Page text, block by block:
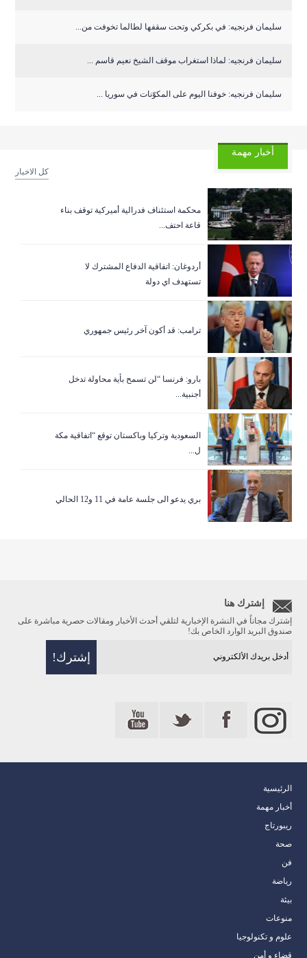
سليمان فرنجيه: في بكركي وتحت سقفها لطالما تخوفت من...
سليمان فرنجيه: لماذا استغراب موقف الشيخ نعيم قاسم ...
سليمان فرنجيه: خوفنا اليوم على المكوّنات في سوريا ...
أخبار مهمة
كل الاخبار
‏محكمة استئناف فدرالية أميركية توقف بناء
قاعة احتف...
أردوغان: اتفاقية الدفاع المشترك لا
تستهدف اي دولة
ترامب: قد أكون آخر رئيس جمهوري
بارو: فرنسا “لن تسمح بأية محاولة تدخل
أجنبية...
السعودية وتركيا وباكستان توقع “اتفاقية مكة
ل...
بري يدعو الى جلسة عامة في 11 و12 الحالي
إشترك هنا
إشترك مجاناً في النشرة الإخبارية لتلقي أحدث الأخبار ومقالات حصرية مباشرة على
صندوق البريد الوارد الخاص بك!
الرئيسية
أخبار مهمة
ريبورتاج
صحة
فن
رياضة
بيئة
منوعات
علوم و تكنولوجيا
قضاء و أمن